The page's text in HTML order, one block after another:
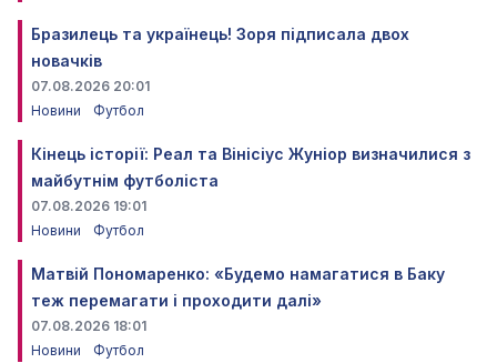
Бразилець та українець! Зоря підписала двох
новачків
07.08.2026 20:01
Новини
Футбол
Кінець історії: Реал та Вінісіус Жуніор визначилися з
майбутнім футболіста
07.08.2026 19:01
Новини
Футбол
Матвій Пономаренко: «Будемо намагатися в Баку
теж перемагати і проходити далі»
07.08.2026 18:01
Новини
Футбол